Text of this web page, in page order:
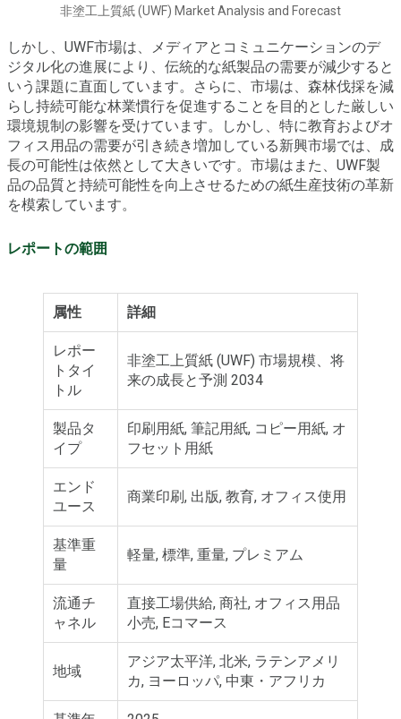
非塗工上質紙 (UWF) Market Analysis and Forecast
しかし、UWF市場は、メディアとコミュニケーションのデ
ジタル化の進展により、伝統的な紙製品の需要が減少すると
いう課題に直面しています。さらに、市場は、森林伐採を減
らし持続可能な林業慣行を促進することを目的とした厳しい
環境規制の影響を受けています。しかし、特に教育およびオ
フィス用品の需要が引き続き増加している新興市場では、成
長の可能性は依然として大きいです。市場はまた、UWF製
品の品質と持続可能性を向上させるための紙生産技術の革新
を模索しています。
レポートの範囲
属性 詳細
レポー
トタイ
トル
非塗工上質紙 (UWF) 市場規模、将
来の成長と予測 2034
製品タ
イプ
印刷用紙, 筆記用紙, コピー用紙, オ
フセット用紙
エンド
ユース
商業印刷, 出版, 教育, オフィス使用
基準重
量
軽量, 標準, 重量, プレミアム
流通チ
ャネル
直接工場供給, 商社, オフィス用品
小売, Eコマース
地域
アジア太平洋, 北米, ラテンアメリ
カ, ヨーロッパ, 中東・アフリカ